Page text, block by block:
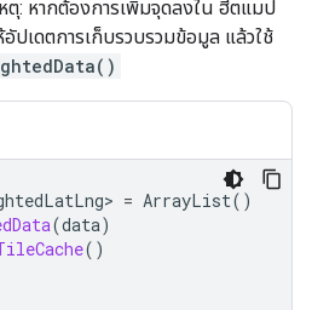
ตุ: หากต้องการเพิ่มจุดลงใน ฮีตแมป
ปเดตการเก็บรวบรวมข้อมูล แล้วใช้
= ArrayList()
(data)
()